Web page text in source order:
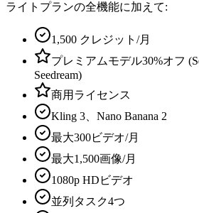
ライトプランの全機能に加えて:
1,500 クレジット/月
プレミアムモデル30%オフ
Seedream)
商用ライセンス
Kling 3 、Nano Banana 2
最大300ビデオ/月
最大1,500画像/月
1080p HDビデオ
並列タスク4つ